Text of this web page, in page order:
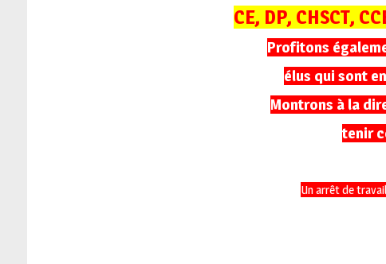
CE, DP, CHSCT,
Profitons
élus qui sont
Montrons à la
tenir
Un arrêt de